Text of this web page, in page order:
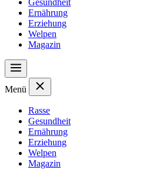
Gesundheit
Ernährung
Erziehung
Welpen
Magazin
Menü
Rasse
Gesundheit
Ernährung
Erziehung
Welpen
Magazin